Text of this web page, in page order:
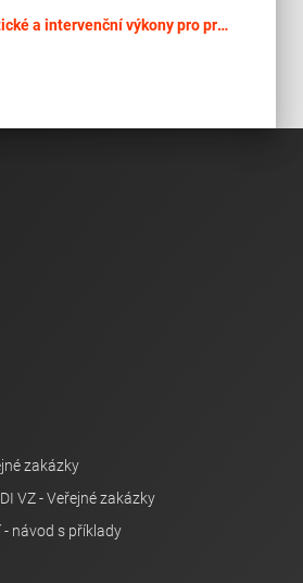
SZM na diagnostické a intervenční výkony pro pracoviště interveční radiologie - část 6: Balónkový katétr 6
zakázky
VZ - Veřejné zakázky
návod s příklady